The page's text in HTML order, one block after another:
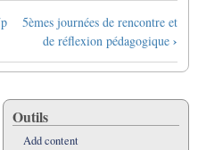
5èmes journées de rencontre et
de réflexion pédagogique ›
Outils
Add content